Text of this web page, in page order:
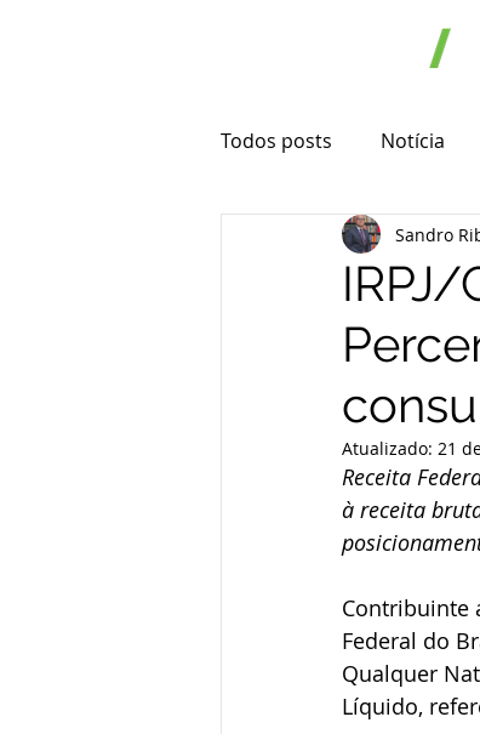
Todos posts Notícia
Novidade e
Microempresa
Substituição Tributária
Transporte rodoviário
Medida
IRPJ/
Sandro
Atualizado: 21
Receita
à receita
Contribuinte
Federal do
Qualquer
Líquido,